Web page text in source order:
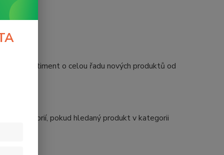
sortiment o celou řadu nových produktů od
kategorií, pokud hledaný produkt v kategorii